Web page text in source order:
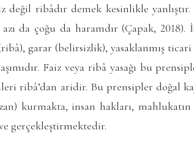
ribâdır demek kesinlikle yanlıştır.
da çoğu da haramdır (Çapak, 2018).
garar (belirsizlik), yasaklanmış ticari
Faiz veya ribâ yasağı bu
ribâ’dan aridir. Bu prensipler doğal
kurmakta, insan hakları,
gerçekleştirmektedir.